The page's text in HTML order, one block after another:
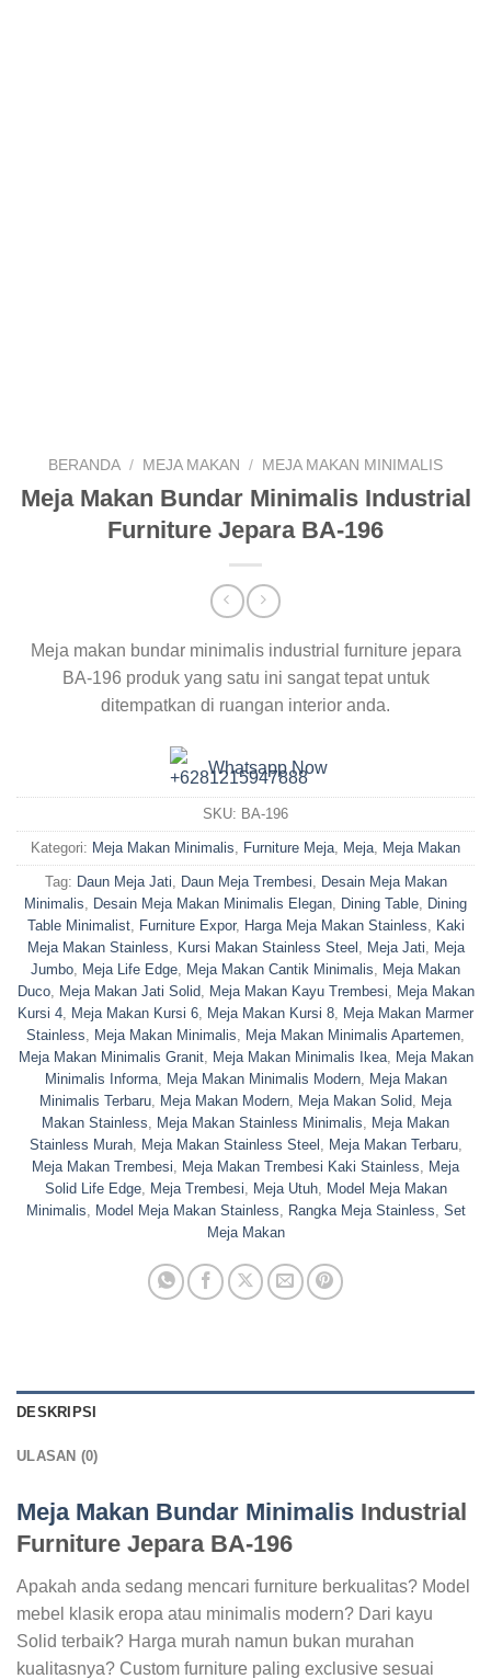
BERANDA / MEJA MAKAN / MEJA MAKAN MINIMALIS
Meja Makan Bundar Minimalis Industrial
Furniture Jepara BA-196
Meja makan bundar minimalis industrial furniture jepara
BA-196 produk yang satu ini sangat tepat untuk
ditempatkan di ruangan interior anda.
Whatsapp Now
SKU: BA-196
Kategori: Meja Makan Minimalis, Furniture Meja, Meja, Meja Makan
Tag: Daun Meja Jati, Daun Meja Trembesi, Desain Meja Makan
Minimalis, Desain Meja Makan Minimalis Elegan, Dining Table, Dining
Table Minimalist, Furniture Expor, Harga Meja Makan Stainless, Kaki
Meja Makan Stainless, Kursi Makan Stainless Steel , Meja Jati, Meja
Jumbo, Meja Life Edge, Meja Makan Cantik Minimalis, Meja Makan
Duco, Meja Makan Jati Solid, Meja Makan Kayu Trembesi, Meja Makan
Kursi 4, Meja Makan Kursi 6, Meja Makan Kursi 8, Meja Makan Marmer
Stainless, Meja Makan Minimalis, Meja Makan Minimalis Apartemen,
Meja Makan Minimalis Granit, Meja Makan Minimalis Ikea, Meja Makan
Minimalis Informa, Meja Makan Minimalis Modern, Meja Makan
Minimalis Terbaru, Meja Makan Modern, Meja Makan Solid, Meja
Makan Stainless, Meja Makan Stainless Minimalis, Meja Makan
Stainless Murah, Meja Makan Stainless Steel , Meja Makan Terbaru,
Meja Makan Trembesi, Meja Makan Trembesi Kaki Stainless, Meja
Solid Life Edge, Meja Trembesi, Meja Utuh, Model Meja Makan
Minimalis, Model Meja Makan Stainless, Rangka Meja Stainless, Set
Meja Makan
DESKRIPSI
ULASAN (0)
Meja Makan Bundar Minimalis Industrial
Furniture Jepara BA-196
Apakah anda sedang mencari furniture berkualitas? Model
mebel klasik eropa atau minimalis modern? Dari kayu
Solid terbaik? Harga murah namun bukan murahan
kualitasnya? Custom furniture paling exclusive sesuai